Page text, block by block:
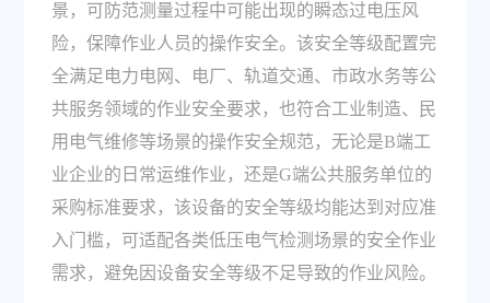
景，可防范测量过程中可能出现的瞬态过电压风
险，保障作业人员的操作安全。该安全等级配置完
全满足电力电网、电厂、轨道交通、市政水务等公
共服务领域的作业安全要求，也符合工业制造、民
用电气维修等场景的操作安全规范，无论是B端工
业企业的日常运维作业，还是G端公共服务单位的
采购标准要求，该设备的安全等级均能达到对应准
入门槛，可适配各类低压电气检测场景的安全作业
需求，避免因设备安全等级不足导致的作业风险。